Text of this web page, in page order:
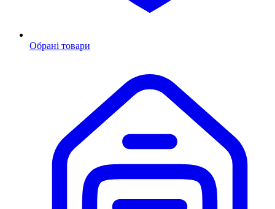
Обрані товари